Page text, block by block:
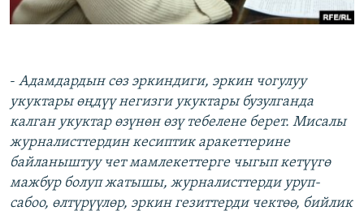
- Адамдардын сөз эркиндиги, эркин чогулуу
укуктары өңдүү негизги укуктары бузулганда
калган укуктар өзүнөн өзү тебелене берет. Мисалы
журналисттердин кесиптик аракеттерине
байланыштуу чет мамлекеттерге чыгып кетүүгө
мажбур болуп жатышы, журналисттерди уруп-
сабоо, өлтүрүүлөр, эркин гезиттерди чектөө, бийлик